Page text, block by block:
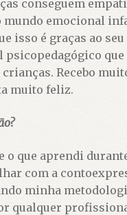
conseguem
emocional
isso é graças ao
Recebo
muito feliz.
que aprendi
com a
minha
qualquer